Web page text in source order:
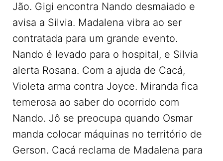
Jão. Gigi encontra Nando desmaiado e
avisa a Silvia. Madalena vibra ao ser
contratada para um grande evento.
Nando é levado para o hospital, e Silvia
alerta Rosana. Com a ajuda de Cacá,
Violeta arma contra Joyce. Miranda fica
temerosa ao saber do ocorrido com
Nando. Jô se preocupa quando Osmar
manda colocar máquinas no território de
Gerson. Cacá reclama de Madalena para